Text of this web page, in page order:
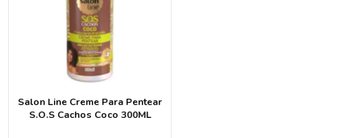
Salon Line Creme Para Pentear
S.O.S Cachos Coco 300ML